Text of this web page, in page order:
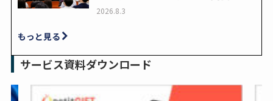
2026.8.3
もっと見る
サービス資料ダウンロード